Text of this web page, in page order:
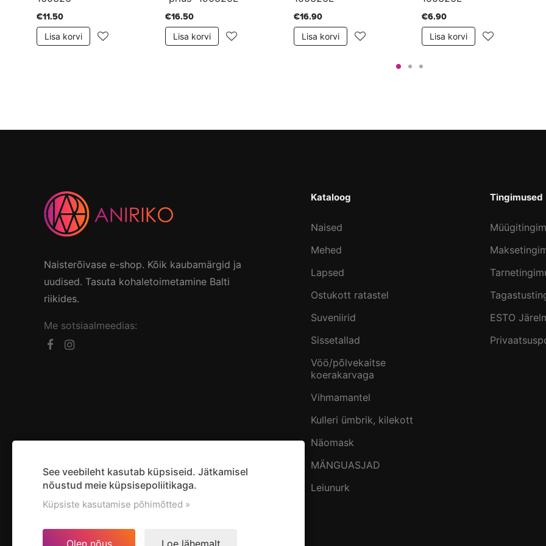
€11.50
Lisa korvi
€16.50
Lisa korvi
€16.90
Lisa korvi
€6.90
Lisa korvi
Naisterõivase e-shop. Kõik kaubamärgid ja
uudised. Tasuta kohaletoimetamine Balti
riikides.
Me sotsiaalmeedias:
Kataloog
Naised
Mehed
Lapsed
Ostukott ratastel
Suveniirid
Sissetallad
Vöö/põlvekaitse
koerakarvaga
Vihmamantel
Kulleri ümbrik, kilekott
Näomask
MÄNGUASJAD
Leiunurk
Tingimused
ESTO
See veebileht kasutab küpsiseid. Jätkamisel
nõustud meie küpsisepoliitikaga.
Küpsiste kasutamise põhimõtted »
Olen nõus Loe lähemalt